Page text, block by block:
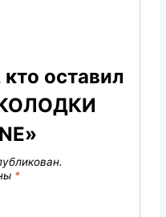
оставил
КОЛОДКИ
*